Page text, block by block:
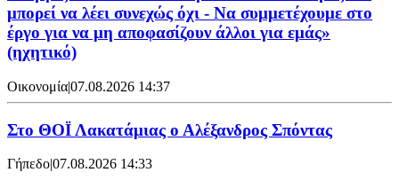
μπορεί να λέει συνεχώς όχι - Να συμμετέχουμε στο
έργο για να μη αποφασίζουν άλλοι για εμάς»
(ηχητικό)
Οικονομία|07.08.2026 14:37
Στο ΘΟΪ Λακατάμιας ο Αλέξανδρος Σπόντας
Γήπεδο|07.08.2026 14:33